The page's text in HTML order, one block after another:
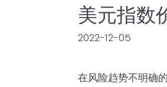
美元指数
2022-12-05
在风险趋势不明确